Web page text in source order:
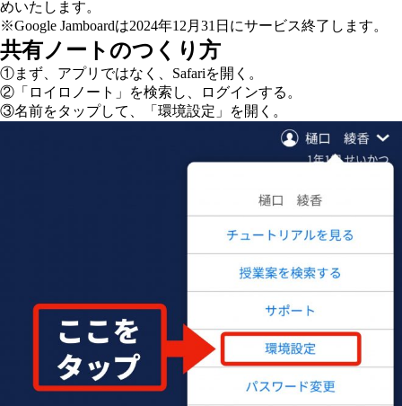
めいたします。
※Google Jamboardは2024年12月31日にサービス終了します。
共有ノートのつくり方
①まず、アプリではなく、Safariを開く。
②「ロイロノート」を検索し、ログインする。
③名前をタップして、「環境設定」を開く。